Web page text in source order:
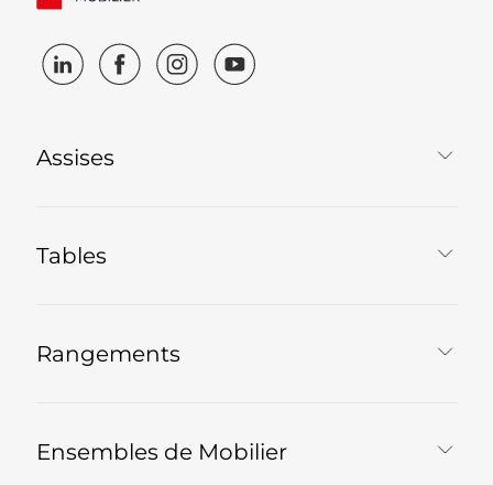
Assises
Tables
Rangements
Ensembles de Mobilier